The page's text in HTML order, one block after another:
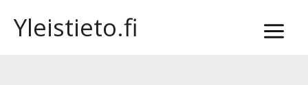
sisältöön
Yleistieto.fi